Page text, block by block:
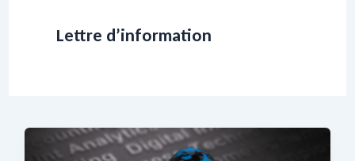
Lettre d’information